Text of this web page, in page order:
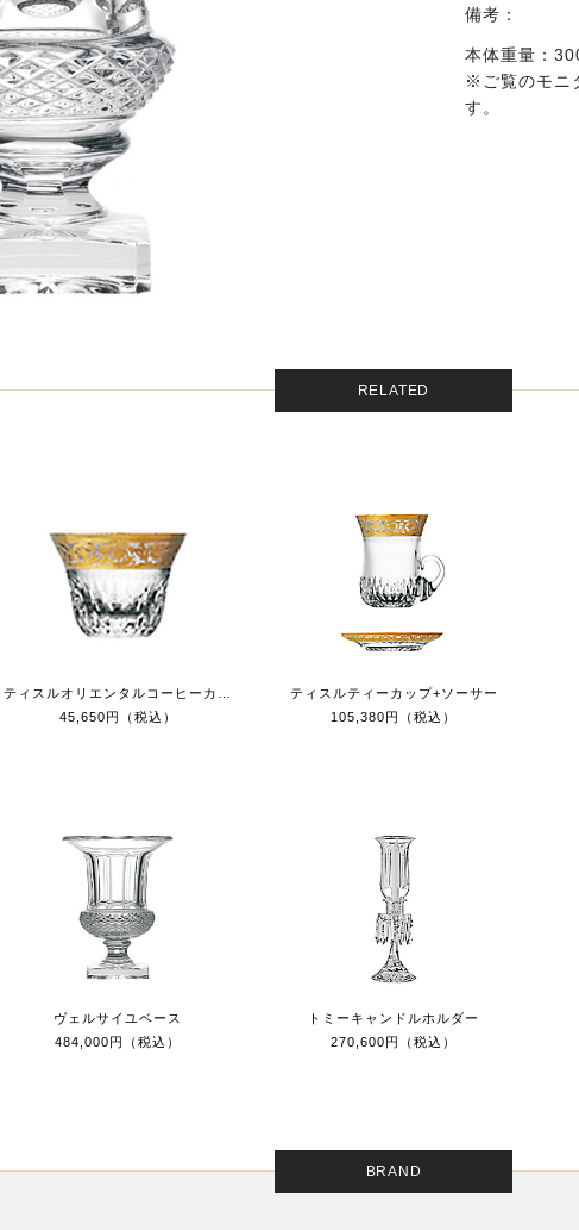
備考：
本体重量：
※ご覧のモニ
す。
RELATED
45,650円（税込）
ティスルティーカップ+ソーサー
105,380円（税込）
ヴェルサイユベース
484,000円（税込）
トミーキャンドルホルダー
270,600円（税込）
BRAND